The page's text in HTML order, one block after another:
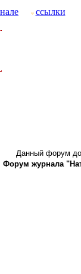
ссылки
Данный форум
Форум журнала